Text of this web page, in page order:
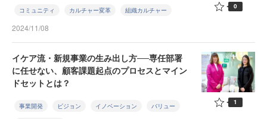
コミュニティ カルチャー変革 組織カルチャー
2024/11/08
0
イケア流・新規事業の生み出し方──専任部署
に任せない、顧客課題起点のプロセスとマイン
ドセットとは？
事業開発 ビジョン イノベーション バリュー 1